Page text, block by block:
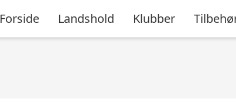
Forside Landshold Klubber